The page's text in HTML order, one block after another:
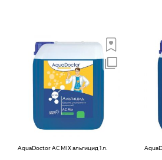
AquaDoctor AС MIX альгицид 1 л.